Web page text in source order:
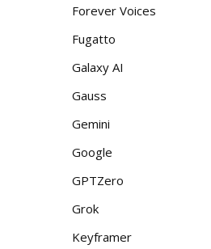
Forever Voices
Fugatto
Galaxy AI
Gauss
Gemini
Google
GPTZero
Grok
Keyframer